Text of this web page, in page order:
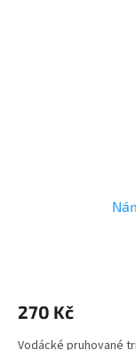
je
270 Kč
Vodácké pruhované